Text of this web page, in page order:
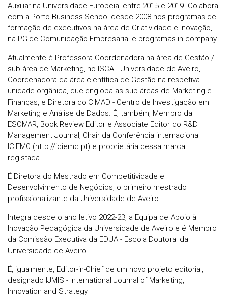
Auxiliar na Universidade Europeia, entre 2015 e 2019. Colabora
com a Porto Business School desde 2008 nos programas de
formação de executivos na área de Criatividade e Inovação,
na PG de Comunicação Empresarial e programas in-company.
Atualmente é Professora Coordenadora na área de Gestão /
sub-área de Marketing, no ISCA - Universidade de Aveiro,
Coordenadora da área científica de Gestão na respetiva
unidade orgânica, que engloba as sub-áreas de Marketing e
Finanças, e Diretora do CIMAD - Centro de Investigação em
Marketing e Análise de Dados. É, também, Membro da
ESOMAR, Book Review Editor e Associate Editor do R&D
Management Journal, Chair da Conferência internacional
ICIEMC (http://iciemc.pt) e proprietária dessa marca
registada.
É Diretora do Mestrado em Competitividade e
Desenvolvimento de Negócios, o primeiro mestrado
profissionalizante da Universidade de Aveiro.
Integra desde o ano letivo 2022-23, a Equipa de Apoio à
Inovação Pedagógica da Universidade de Aveiro e é Membro
da Comissão Executiva da EDUA - Escola Doutoral da
Universidade de Aveiro.
É, igualmente, Editor-in-Chief de um novo projeto editorial,
designado IJMIS - International Journal of Marketing,
Innovation and Strategy